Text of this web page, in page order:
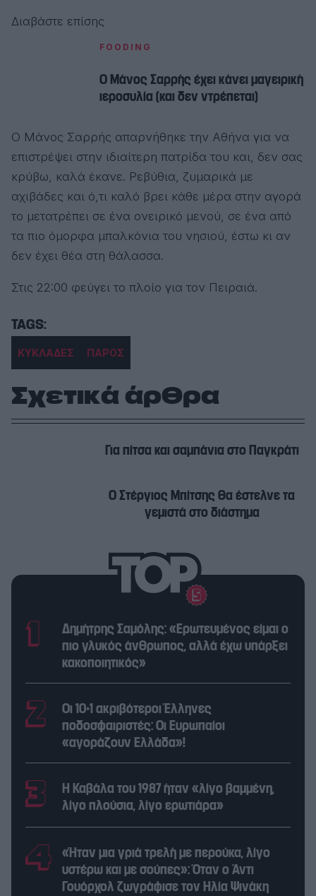
Διαβάστε επίσης
FOODING
Ο Μάνος Σαρρής έχει κάνει μαγειρική
ιεροσυλία (και δεν ντρέπεται)
Ο Μάνος Σαρρής απαρνήθηκε την Αθήνα για να
επιστρέψει στην ιδιαίτερη πατρίδα του και, δεν σας
κρύβω, καλά έκανε. Ρεβύθια, ζυμαρικά με
αχιβάδες και ό,τι καλό βρει κάθε μέρα στην αγορά
το μετατρέπει σε ένα ονειρικό μενού, σε ένα από
τα πιο όμορφα μπαλκόνια του νησιού, έστω κι αν
δεν έχει θέα στη θάλασσα.
Στις 22:00 φεύγει το πλοίο για τον Πειραιά.
ΚΥΚΛΑΔΕΣ ΠΑΡΟΣ
Σχετικά άρθρα
Για πίτσα και σαμπάνια στο Παγκράτι
Ο Στέργιος Μπίτσης θα έστελνε τα
γεμιστά στο διάστημα
Δημήτρης Σαμόλης: «Ερωτευμένος είμαι ο
πιο γλυκός άνθρωπος, αλλά έχω υπάρξει
κακοποιητικός»
Οι 10+1 ακριβότεροι Έλληνες
ποδοσφαιριστές: Οι Ευρωπαίοι
«αγοράζουν Ελλάδα»!
Η Καβάλα του 1987 ήταν «λίγο βαμμένη,
λίγο πλούσια, λίγο ερωτιάρα»
«Ήταν μια γριά τρελή με περούκα, λίγο
υστέρω και με σούπες»: Όταν ο Άντι
Γουόρχολ ζωγράφισε τον Ηλία Ψινάκη